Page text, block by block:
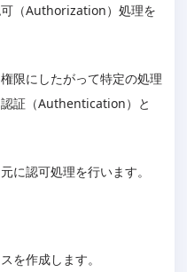
（Authorization）処理を
限にしたがって特定の処理
証（Authentication）と
に認可処理を行います。
を作成します。